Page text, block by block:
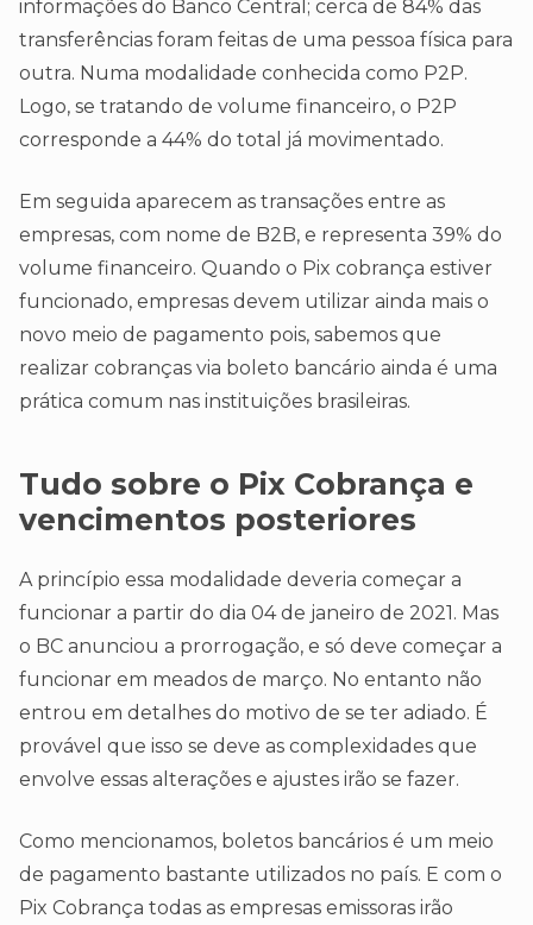
informações do Banco Central; cerca de 84% das
transferências foram feitas de uma pessoa física para
outra. Numa modalidade conhecida como P2P.
Logo, se tratando de volume financeiro, o P2P
corresponde a 44% do total já movimentado.
Em seguida aparecem as transações entre as
empresas, com nome de B2B, e representa 39% do
volume financeiro. Quando o Pix cobrança estiver
funcionado, empresas devem utilizar ainda mais o
novo meio de pagamento pois, sabemos que
realizar cobranças via boleto bancário ainda é uma
prática comum nas instituições brasileiras.
Tudo sobre o Pix Cobrança e
vencimentos posteriores
A princípio essa modalidade deveria começar a
funcionar a partir do dia 04 de janeiro de 2021. Mas
o BC anunciou a prorrogação, e só deve começar a
funcionar em meados de março. No entanto não
entrou em detalhes do motivo de se ter adiado. É
provável que isso se deve as complexidades que
envolve essas alterações e ajustes irão se fazer.
Como mencionamos, boletos bancários é um meio
de pagamento bastante utilizados no país. E com o
Pix Cobrança todas as empresas emissoras irão